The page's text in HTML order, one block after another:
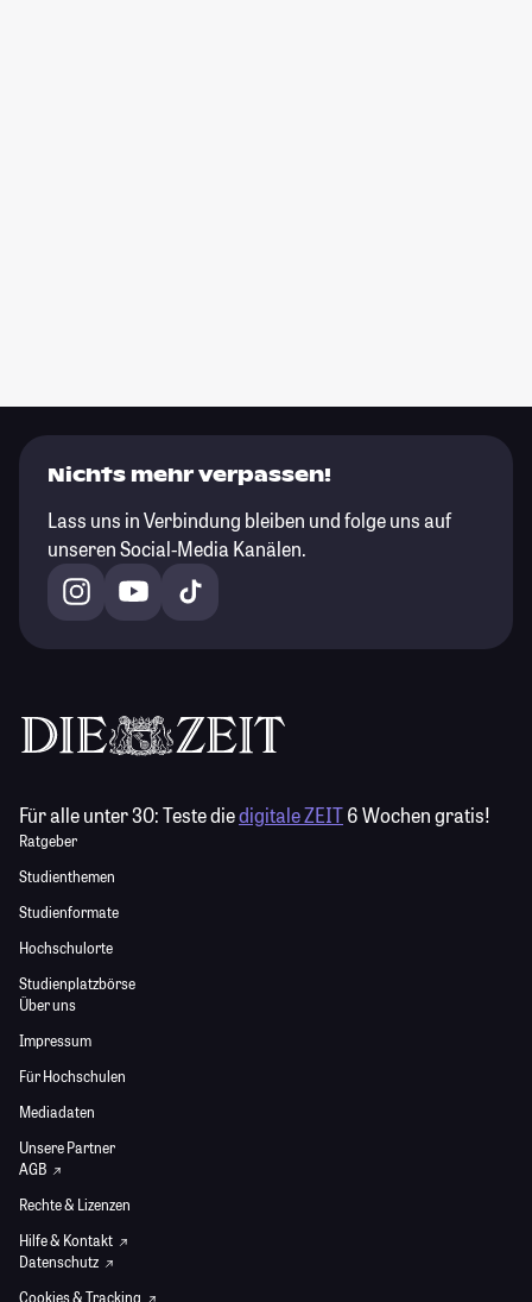
Nichts mehr verpassen!
Lass uns in Verbindung bleiben und folge uns auf
unseren Social-Media Kanälen.
Für alle unter 30:Teste diedigitale ZEIT6 Wochen gratis!
Ratgeber
Studienthemen
Studienformate
Hochschulorte
Studienplatzbörse
Über uns
Impressum
Für Hochschulen
Mediadaten
Unsere Partner
AGB
Rechte & Lizenzen
Hilfe & Kontakt
Datenschutz
Cookies & Tracking